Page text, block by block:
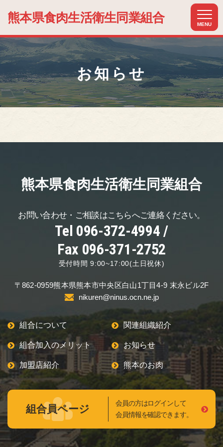
熊本県食肉生活衛生同業組合
お知らせ
熊本県食肉生活衛生同業組合
お問い合わせ・ご相談はこちらへご連絡ください。
Tel 096-372-4994 /
Fax 096-371-2752
受付時間 9:00~17:00(土日祝休)
〒862-0959熊本県熊本市中央区白山1丁目4-9 末永ビル2F
nikuren@ninus.ocn.ne.jp
組合について 関連組織紹介
組合加入のメリット お知らせ
加盟店紹介 熊本のお肉
組合員ページ
会員の方はログインして
会員情報を確認できます。
MENU
ホーム
HOME
組合について
ABOUT US
加盟店紹介
RELATIONSHIP
熊本のお肉
MEAT OF KUMAMOTO
組合員専用ページ
ONLY
nikuren@ninus.ocn.ne.jp
096-372-4994
電話
受付
平日(土日祝休み)
9:00〜17:00